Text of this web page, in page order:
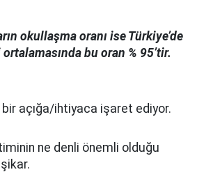
okullaşma oranı ise Türkiye’de
bu oran % 95’tir.
açığa/ihtiyaca işaret ediyor.
ne denli önemli olduğu